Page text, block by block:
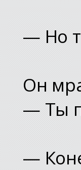
— Но
Он
— Ты
—